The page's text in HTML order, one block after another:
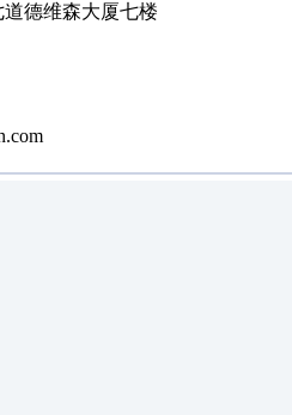
德维森大厦七楼